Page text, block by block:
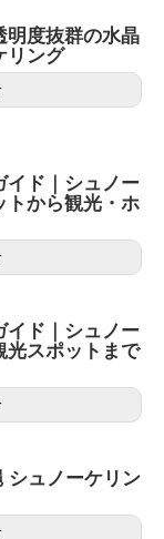
明度抜群の水晶
リング
イド｜シュノー
トから観光・ホ
イド｜シュノー
光スポットまで
シュノーケリン